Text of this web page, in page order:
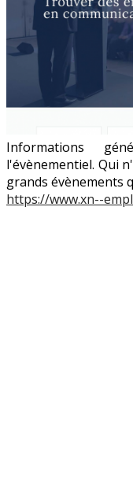
Informations
l'évènementiel. Qui
grands évènements
https://www.xn--